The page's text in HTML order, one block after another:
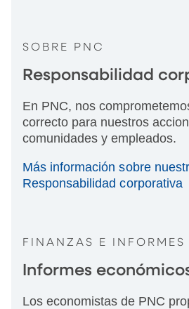
SOBRE PNC
Responsabilidad
En PNC, nos
correcto para nuestros
comunidades y empleados.
Más información sobre
Responsabilidad corporativa
FINANZAS E INFORMES
Informes
Los economistas de PNC